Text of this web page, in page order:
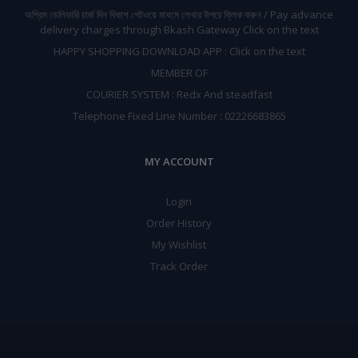
অগ্রিম ডেলিভারি চার্জ দিন বিকাশ গেটওয়ে মাধমে লেখার উপরে ক্লিক করুন / Pay advance
delivery charges through Bkash Gateway Click on the text
HAPPY SHOPPING DOWNLOAD APP : Click on the text
MEMBER OF
COURIER SYSTEM : Redx And steadfast
Telephone Fixed Line Number : 02226683865
MY ACCOUNT
Login
Order History
My Wishlist
Track Order